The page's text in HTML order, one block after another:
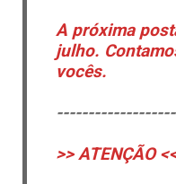
A próxima
julho.
vocês.
>> ATENÇÃO